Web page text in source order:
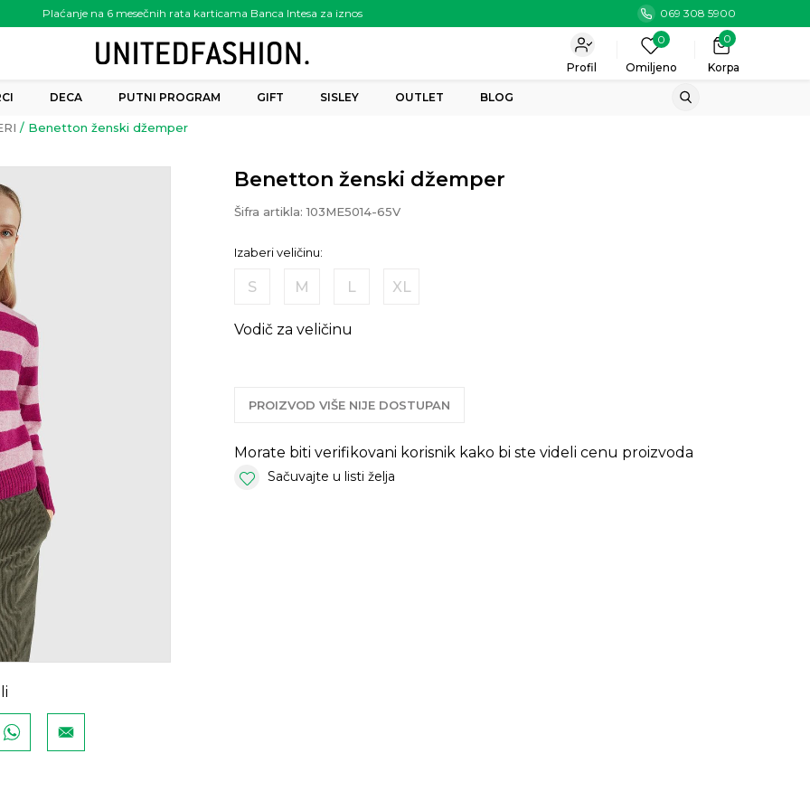
Plaćanje na 6 mesečnih rata karticama Banca Intesa za iznos
preko 6.000.00 rsd
069 308 5900
Korpa
0
0
Omiljeno
Profil
DECA PUTNI PROGRAM GIFT SISLEY OUTLET BLOG
Benetton ženski džemper
Benetton ženski džemper
Šifra artikla:103ME5014-65V
Izaberi veličinu:
S M L XL
Vodič za veličinu
PROIZVOD VIŠE NIJE DOSTUPAN
Morate biti verifikovani korisnik kako bi ste videli cenu proizvoda
Sačuvajte u listi želja